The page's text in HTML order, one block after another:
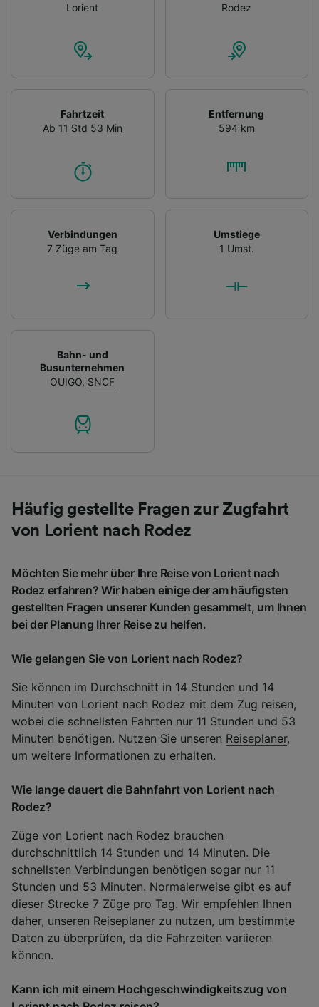
Lorient
Rodez
Fahrtzeit
Ab 11 Std 53 Min
Entfernung
594 km
Verbindungen
7 Züge am Tag
Umstiege
1 Umst.
Bahn- und
Busunternehmen
OUIGO, SNCF
Häufig gestellte Fragen zur Zugfahrt
von Lorient nach Rodez
Möchten Sie mehr über Ihre Reise von Lorient nach
Rodez erfahren? Wir haben einige der am häufigsten
gestellten Fragen unserer Kunden gesammelt, um Ihnen
bei der Planung Ihrer Reise zu helfen.
Wie gelangen Sie von Lorient nach Rodez?
Sie können im Durchschnitt in 14 Stunden und 14
Minuten von Lorient nach Rodez mit dem Zug reisen,
wobei die schnellsten Fahrten nur 11 Stunden und 53
Minuten benötigen. Nutzen Sie unseren Reiseplaner,
um weitere Informationen zu erhalten.
Wie lange dauert die Bahnfahrt von Lorient nach
Rodez?
Züge von Lorient nach Rodez brauchen
durchschnittlich 14 Stunden und 14 Minuten. Die
schnellsten Verbindungen benötigen sogar nur 11
Stunden und 53 Minuten. Normalerweise gibt es auf
dieser Strecke 7 Züge pro Tag. Wir empfehlen Ihnen
daher, unseren Reiseplaner zu nutzen, um bestimmte
Daten zu überprüfen, da die Fahrzeiten variieren
können.
Kann ich mit einem Hochgeschwindigkeitszug von